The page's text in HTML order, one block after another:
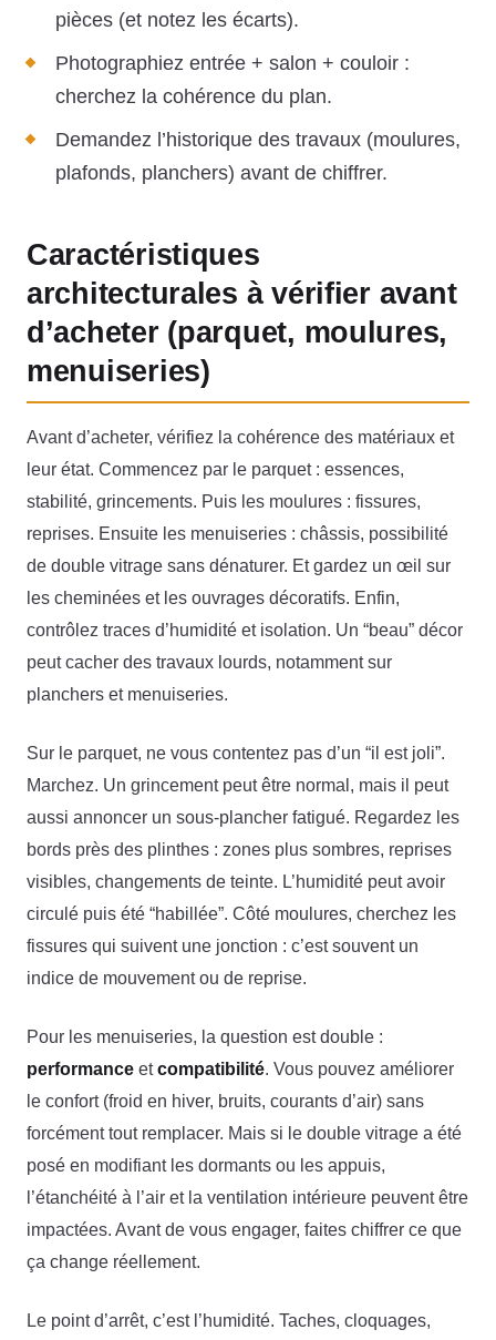
pièces (et notez les écarts).
Photographiez entrée + salon + couloir :
cherchez la cohérence du plan.
Demandez l’historique des travaux (moulures,
plafonds, planchers) avant de chiffrer.
Caractéristiques
architecturales à vérifier avant
d’acheter (parquet, moulures,
menuiseries)
Avant d’acheter, vérifiez la cohérence des matériaux et
leur état. Commencez par le parquet : essences,
stabilité, grincements. Puis les moulures : fissures,
reprises. Ensuite les menuiseries : châssis, possibilité
de double vitrage sans dénaturer. Et gardez un œil sur
les cheminées et les ouvrages décoratifs. Enfin,
contrôlez traces d’humidité et isolation. Un “beau” décor
peut cacher des travaux lourds, notamment sur
planchers et menuiseries.
Sur le parquet, ne vous contentez pas d’un “il est joli”.
Marchez. Un grincement peut être normal, mais il peut
aussi annoncer un sous-plancher fatigué. Regardez les
bords près des plinthes : zones plus sombres, reprises
visibles, changements de teinte. L’humidité peut avoir
circulé puis été “habillée”. Côté moulures, cherchez les
fissures qui suivent une jonction : c’est souvent un
indice de mouvement ou de reprise.
Pour les menuiseries, la question est double :
performance etcompatibilité. Vous pouvez améliorer
le confort (froid en hiver, bruits, courants d’air) sans
forcément tout remplacer. Mais si le double vitrage a été
posé en modifiant les dormants ou les appuis,
l’étanchéité à l’air et la ventilation intérieure peuvent être
impactées. Avant de vous engager, faites chiffrer ce que
ça change réellement.
Le point d’arrêt, c’est l’humidité. Taches, cloquages,